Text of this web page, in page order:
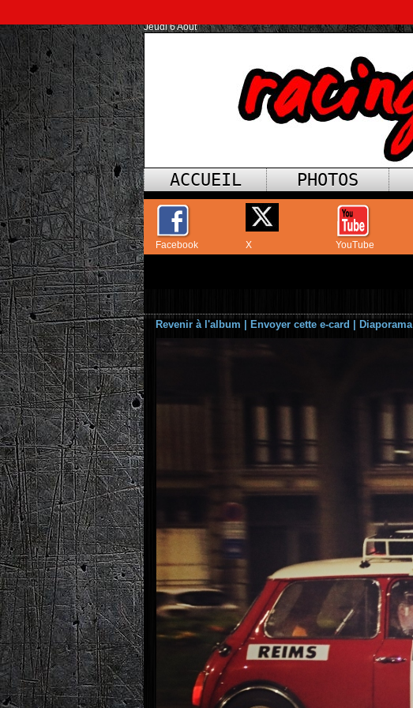
Jeudi 6 Août
ACCUEIL PHOTOS
Facebook X YouTube
Revenir à l'album Envoyer cette e-card Diaporama